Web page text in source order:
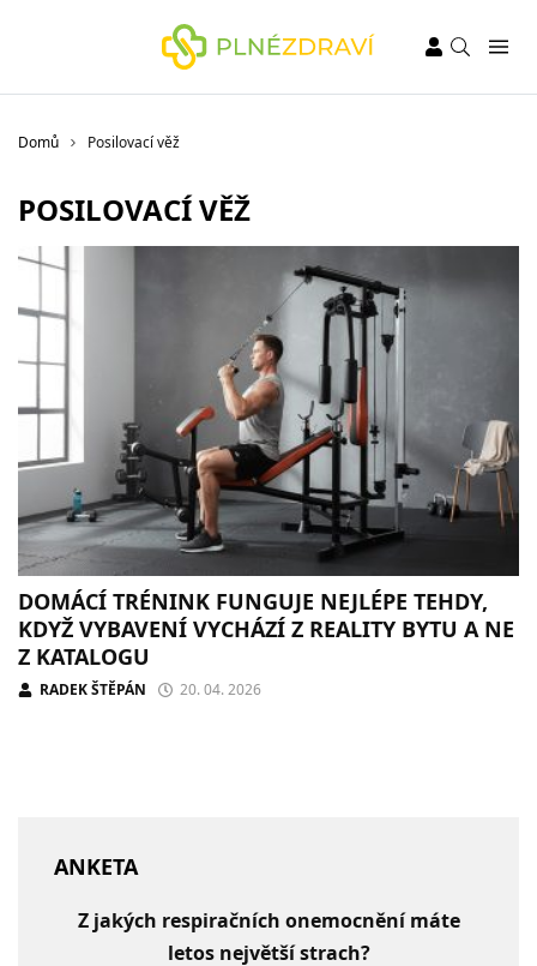
Domů Posilovací věž
POSILOVACÍ VĚŽ
DOMÁCÍ TRÉNINK FUNGUJE NEJLÉPE TEHDY,
KDYŽ VYBAVENÍ VYCHÁZÍ Z REALITY BYTU A NE
Z KATALOGU
RADEK ŠTĚPÁN 20. 04. 2026
ANKETA
Z jakých respiračních onemocnění máte
letos největší strach?